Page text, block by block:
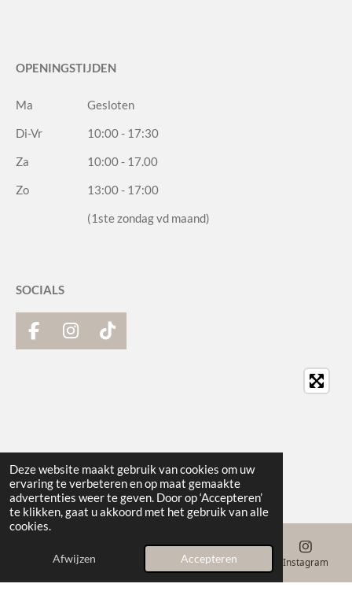
Deze website maakt gebruik van cookies om uw
ervaring te verbeteren en op maat gemaakte
advertenties weer te geven. Door op ‘Accepteren’
te klikken, gaat u akkoord met het gebruik van alle
cookies.
Afwijzen Accepteren
OPENINGSTIJDEN
Ma
Gesloten
Di-Vr
10:00 - 17:30
Za
10:00 - 17.00
Zo
13:00 - 17:00
(1ste zondag vd maand)
SOCIALS
F
a
I
n
m
T
i
E-mailadres Telefoonnummer Kaart Instagram